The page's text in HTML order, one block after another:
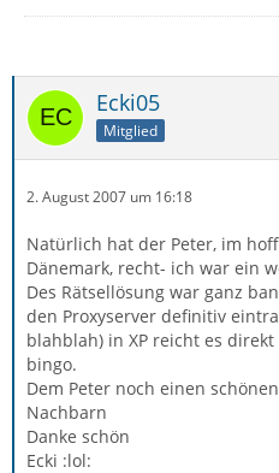
Ecki05
Mitglied
2. August 2007 um 16:18
Natürlich hat der Peter, im
Dänemark, recht- ich war ein
Des Rätsellösung war ganz
den Proxyserver definitiv
blahblah) in XP reicht es
bingo.
Dem Peter noch einen
Nachbarn
Danke schön
Ecki :lol: